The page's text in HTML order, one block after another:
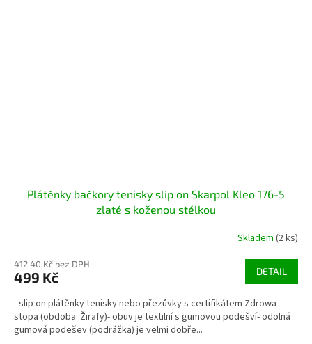
Plátěnky bačkory tenisky slip on Skarpol Kleo 176-5
zlaté s koženou stélkou
Skladem (2 ks)
412,40 Kč bez DPH
499 Kč DETAIL
- slip on plátěnky tenisky nebo přezůvky s certifikátem Zdrowa
stopa (obdoba Žirafy)- obuv je textilní s gumovou podešví- odolná
gumová podešev (podrážka) je velmi dobře...